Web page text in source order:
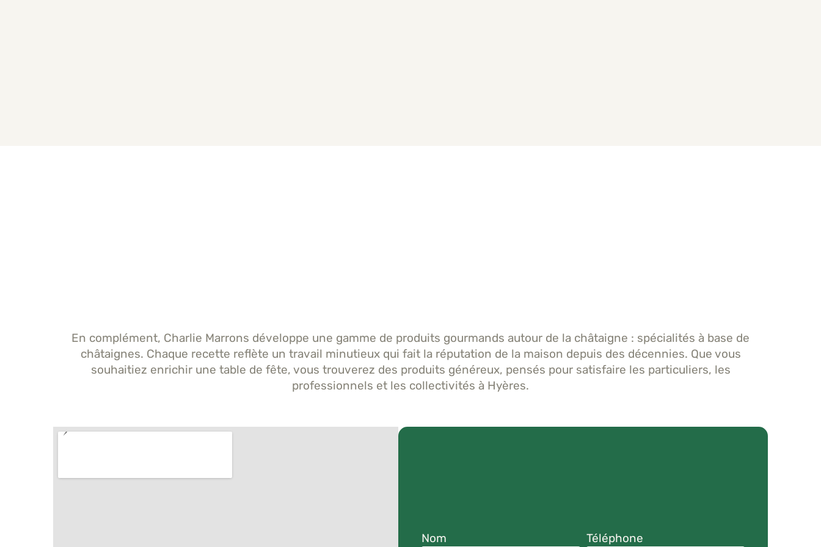
En complément, Charlie Marrons développe une gamme de produits gourmands autour de la châtaigne : spécialités à base de
châtaignes. Chaque recette reflète un travail minutieux qui fait la réputation de la maison depuis des décennies. Que vous
souhaitiez enrichir une table de fête, vous trouverez des produits généreux, pensés pour satisfaire les particuliers, les
professionnels et les collectivités à Hyères.
Nom Téléphone